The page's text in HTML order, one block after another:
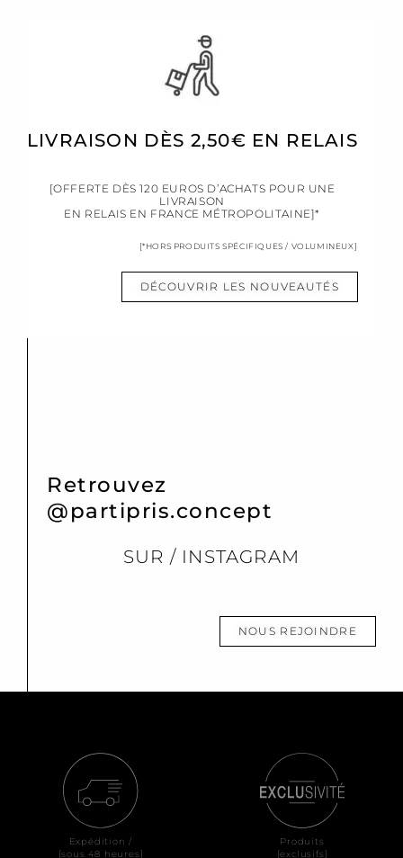
LIVRAISON DÈS 2,50€ EN RELAIS
[OFFERTE DÈS 120 EUROS D’ACHATS POUR UNE
LIVRAISON
EN RELAIS EN FRANCE MÉTROPOLITAINE]*
[*HORS PRODUITS SPÉCIFIQUES / VOLUMINEUX]
DÉCOUVRIR LES NOUVEAUTÉS
Retrouvez
@partipris.concept
SUR / INSTAGRAM
NOUS REJOINDRE
Expédition /
[sous 48 heures]
Produits
[exclusifs]